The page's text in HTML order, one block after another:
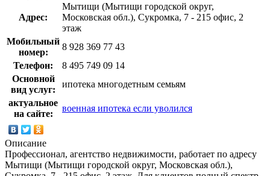
Адрес:
Мытищи (Мытищи городской округ,
Московская обл.), Сукромка, 7 - 215 офис, 2
этаж
Мобильный
номер:
8 928 369 77 43
Телефон:
8 495 749 09 14
Основной
вид услуг:
ипотека многодетным семьям
актуальное
на сайте:
военная ипотека если уволился
Описание
Профессионал, агентство недвижимости, работает по адресу
Мытищи (Мытищи городской округ, Московская обл.),